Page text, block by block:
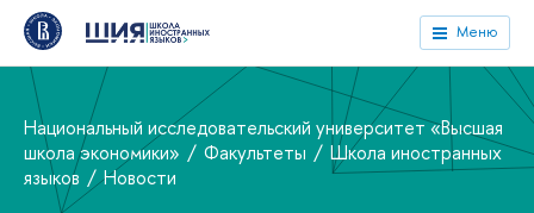
Меню
Национальный исследовательский университет «Высшая
школа экономики»
Факультеты
Школа иностранных
языков
Новости